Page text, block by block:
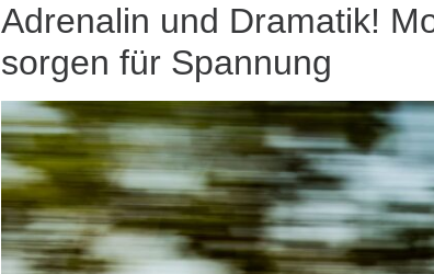
Adrenalin und Dramatik!
sorgen für Spannung